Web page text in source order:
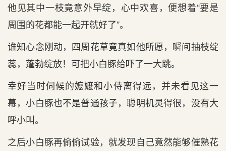
他见其中一枝竟意外早绽，心中欢喜，便想着“要是
周围的花都能一起开就好了”。
谁知心念刚动，四周花草竟真如他所愿，瞬间抽枝绽
蕊，蓬勃绽放！可把小白豚给吓了一大跳。
幸好当时伺候的嬷嬷和小侍离得远，并未看见这一
幕，小白豚也不是普通孩子，聪明机灵得很，没有大
呼小叫。
之后小白豚再偷偷试验，就发现自己竟然能够催熟花